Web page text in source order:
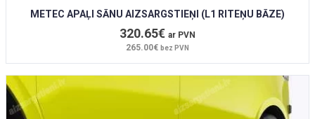
METEC APAĻI SĀNU AIZSARGSTIEŅI (L1 RITEŅU BĀZE)
320.65€ ar PVN
265.00€ bez PVN